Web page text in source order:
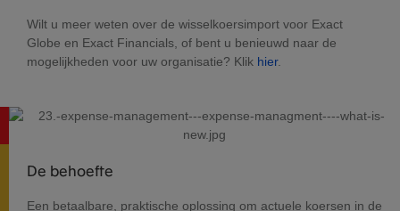
Wilt u meer weten over de wisselkoersimport voor Exact
Globe en Exact Financials, of bent u benieuwd naar de
mogelijkheden voor uw organisatie? Klik hier.
De behoefte
Een betaalbare, praktische oplossing om actuele koersen in de